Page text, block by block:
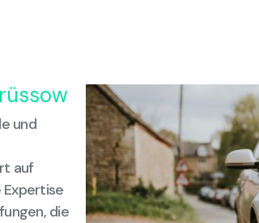
und
auf
Expertise
die